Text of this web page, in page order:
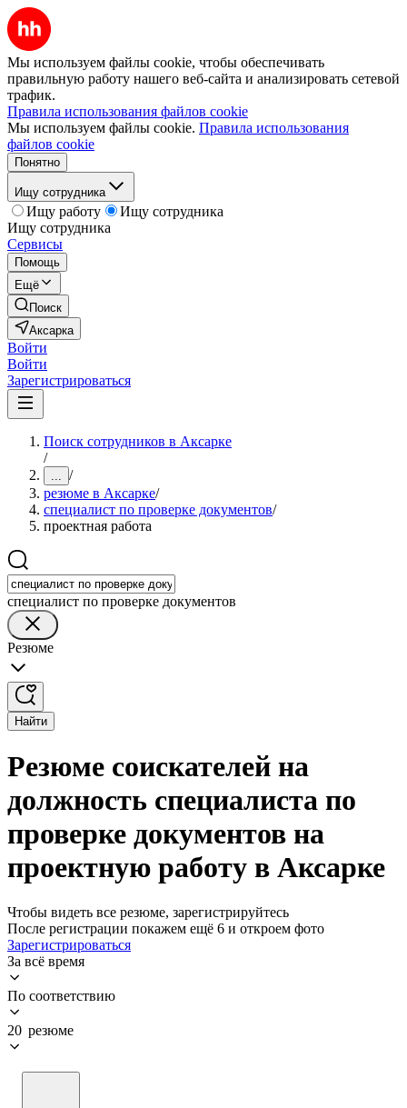
Мы используем файлы cookie, чтобы обеспечивать
правильную работу нашего веб-сайта и анализировать сетевой
трафик.
Правила использования файлов cookie
Мы используем файлы cookie. Правила использования
файлов cookie
Понятно
Ищу сотрудника
Ищу работу
Ищу сотрудника
Ищу сотрудника
Сервисы
Помощь
Ещё
Поиск
Аксарка
Войти
Войти
Зарегистрироваться
Поиск сотрудников в Аксарке
/
... /
резюме в Аксарке/
специалист по проверке документов/
проектная работа
специалист по проверке документов
Резюме
Найти
Резюме соискателей на
должность специалиста по
проверке документов на
проектную работу в Аксарке
Чтобы видеть все резюме, зарегистрируйтесь
После регистрации покажем ещё 6 и откроем фото
Зарегистрироваться
За всё время
По соответствию
20 резюме